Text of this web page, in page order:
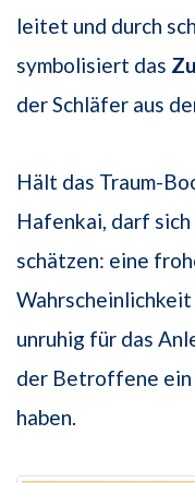
leitet und durch
symbolisiert das
der Schläfer aus
Hält das Traum-
Hafenkai, darf
schätzen: eine
Wahrscheinlichkeit
unruhig für das
der Betroffene ein
haben.